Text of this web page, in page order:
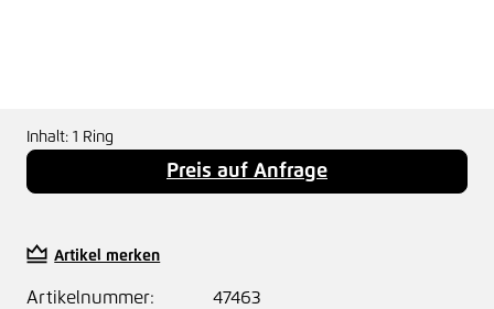
Inhalt: 1 Ring
Preis auf Anfrage
Artikel merken
Artikelnummer:
47463